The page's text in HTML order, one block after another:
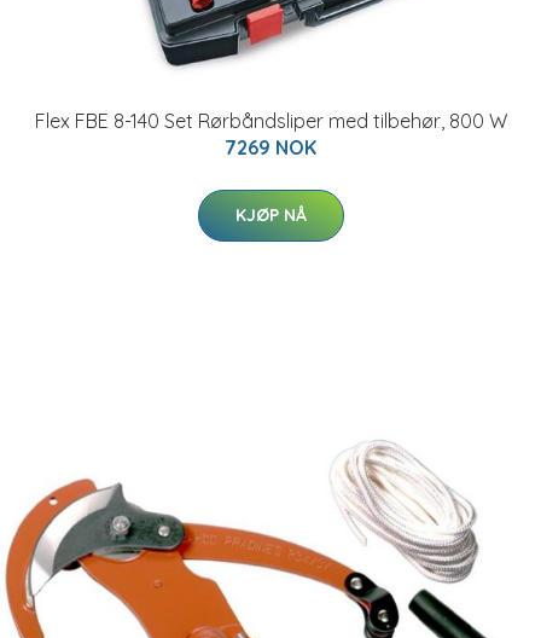
Flex FBE 8-140 Set Rørbåndsliper med tilbehør, 800 W
7269 NOK
KJØP NÅ